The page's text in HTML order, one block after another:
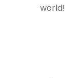
world!